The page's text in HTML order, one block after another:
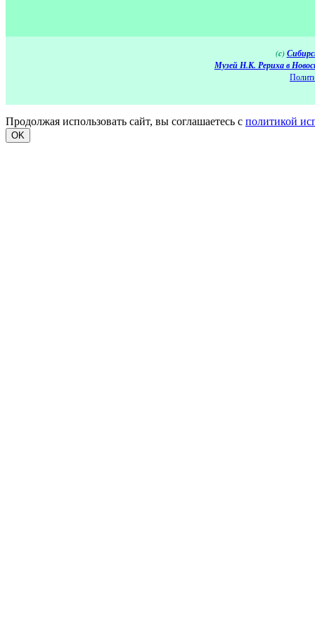
(c)
Музей Н.К. Рериха в
Продолжая использовать сайт, вы соглашаетесь с политикой
OK